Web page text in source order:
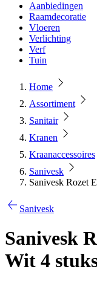
Aanbiedingen
Raamdecoratie
Vloeren
Verlichting
Verf
Tuin
Home
Assortiment
Sanitair
Kranen
Kraanaccessoires
Sanivesk
Sanivesk Rozet
Sanivesk
Sanivesk
Wit 4